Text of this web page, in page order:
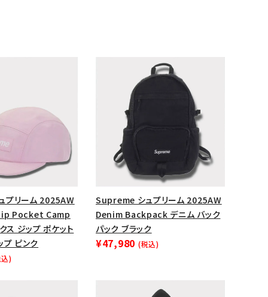
ドから探す
プリーム 2025AW
Pocket Camp
ス ジップ ポケット
プ ピンク
)
Supreme シュプリーム 2025AW
Denim Backpack デニム バック
パック ブラック
¥47,980 (税込)